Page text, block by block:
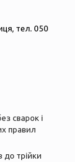
тел. 050
сварок і
правил
до трійки